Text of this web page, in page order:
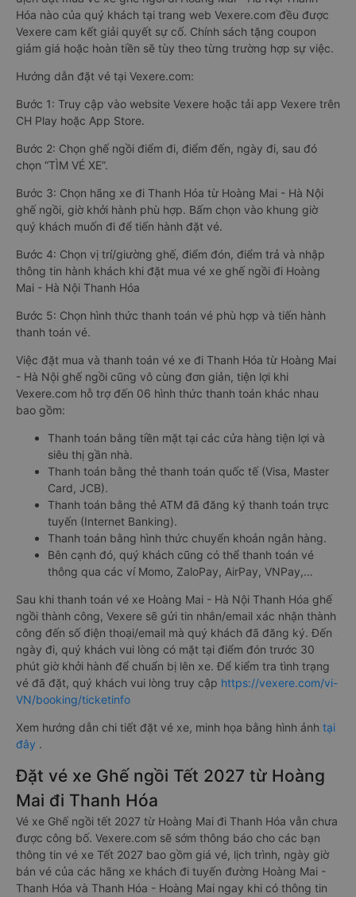
Hóa nào của quý khách tại trang web Vexere.com đều được
Vexere cam kết giải quyết sự cố. Chính sách tặng coupon
giảm giá hoặc hoàn tiền sẽ tùy theo từng trường hợp sự việc.
Hướng dẫn đặt vé tại Vexere.com:
Bước 1: Truy cập vào website Vexere hoặc tải app Vexere trên
CH Play hoặc App Store.
Bước 2: Chọn ghế ngồi điểm đi, điểm đến, ngày đi, sau đó
chọn “TÌM VÉ XE”.
Bước 3: Chọn hãng xe đi Thanh Hóa từ Hoàng Mai - Hà Nội
ghế ngồi, giờ khởi hành phù hợp. Bấm chọn vào khung giờ
quý khách muốn đi để tiến hành đặt vé.
Bước 4: Chọn vị trí/giường ghế, điểm đón, điểm trả và nhập
thông tin hành khách khi đặt mua vé xe ghế ngồi đi Hoàng
Mai - Hà Nội Thanh Hóa
Bước 5: Chọn hình thức thanh toán vé phù hợp và tiến hành
thanh toán vé.
Việc đặt mua và thanh toán vé xe đi Thanh Hóa từ Hoàng Mai
- Hà Nội ghế ngồi cũng vô cùng đơn giản, tiện lợi khi
Vexere.com hỗ trợ đến 06 hình thức thanh toán khác nhau
bao gồm:
Thanh toán bằng tiền mặt tại các cửa hàng tiện lợi và
siêu thị gần nhà.
Thanh toán bằng thẻ thanh toán quốc tế (Visa, Master
Card, JCB).
Thanh toán bằng thẻ ATM đã đăng ký thanh toán trực
tuyến (Internet Banking).
Thanh toán bằng hình thức chuyển khoản ngân hàng.
Bên cạnh đó, quý khách cũng có thể thanh toán vé
thông qua các ví Momo, ZaloPay, AirPay, VNPay,…
Sau khi thanh toán vé xe Hoàng Mai - Hà Nội Thanh Hóa ghế
ngồi thành công, Vexere sẽ gửi tin nhắn/email xác nhận thành
công đến số điện thoại/email mà quý khách đã đăng ký. Đến
ngày đi, quý khách vui lòng có mặt tại điểm đón trước 30
phút giờ khởi hành để chuẩn bị lên xe. Để kiểm tra tình trạng
vé đã đặt, quý khách vui lòng truy cập https://vexere.com/vi-
VN/booking/ticketinfo
Xem hướng dẫn chi tiết đặt vé xe, minh họa bằng hình ảnh tại
đây .
Đặt vé xe Ghế ngồi Tết 2027 từ Hoàng
Mai đi Thanh Hóa
Vé xe Ghế ngồi tết 2027 từ Hoàng Mai đi Thanh Hóa vẫn chưa
được công bố. Vexere.com sẽ sớm thông báo cho các bạn
thông tin vé xe Tết 2027 bao gồm giá vé, lịch trình, ngày giờ
bán vé của các hãng xe khách đi tuyến đường Hoàng Mai -
Thanh Hóa và Thanh Hóa - Hoàng Mai ngay khi có thông tin